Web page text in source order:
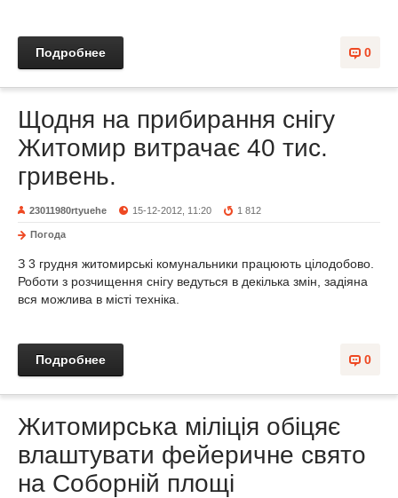
0
Подробнее
Щодня на прибирання снігу
Житомир витрачає 40 тис.
гривень.
23011980rtyuehe 15-12-2012, 11:20 1 812
Погода
З 3 грудня житомирські комунальники працюють цілодобово.
Роботи з розчищення снігу ведуться в декілька змін, задіяна
вся можлива в місті техніка.
0
Подробнее
Житомирська міліція обіцяє
влаштувати фейеричне свято
на Соборній площі